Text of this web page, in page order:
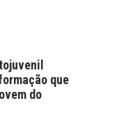
que
do